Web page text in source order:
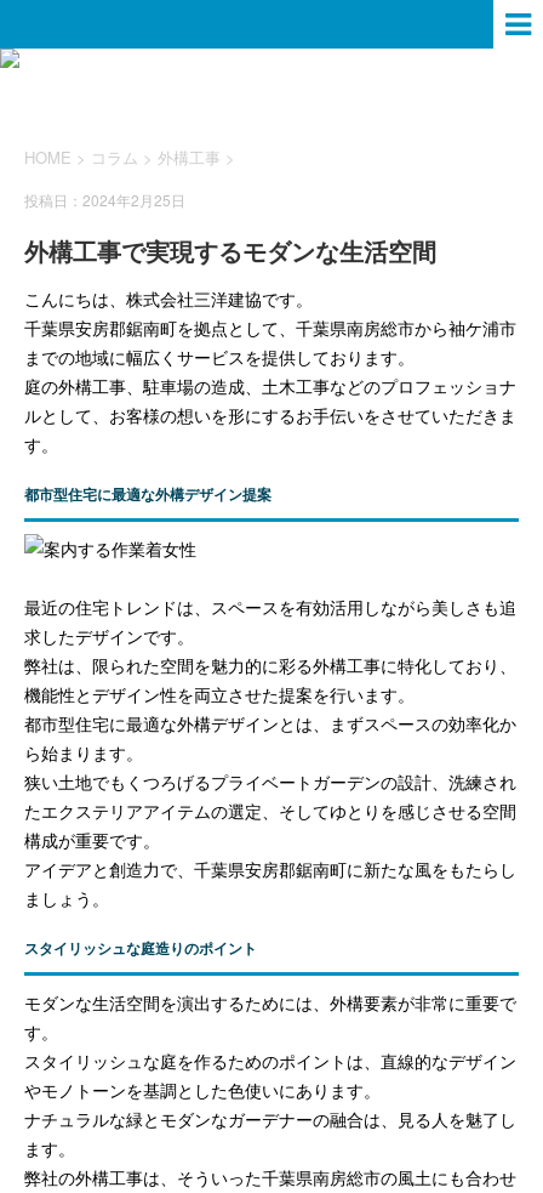
HOME > コラム > 外構工事 >
投稿日：2024年2月25日
外構工事で実現するモダンな生活空間
こんにちは、株式会社三洋建協です。
千葉県安房郡鋸南町を拠点として、千葉県南房総市から袖ケ浦市
までの地域に幅広くサービスを提供しております。
庭の外構工事、駐車場の造成、土木工事などのプロフェッショナ
ルとして、お客様の想いを形にするお手伝いをさせていただきま
す。
都市型住宅に最適な外構デザイン提案
最近の住宅トレンドは、スペースを有効活用しながら美しさも追
求したデザインです。
弊社は、限られた空間を魅力的に彩る外構工事に特化しており、
機能性とデザイン性を両立させた提案を行います。
都市型住宅に最適な外構デザインとは、まずスペースの効率化か
ら始まります。
狭い土地でもくつろげるプライベートガーデンの設計、洗練され
たエクステリアアイテムの選定、そしてゆとりを感じさせる空間
構成が重要です。
アイデアと創造力で、千葉県安房郡鋸南町に新たな風をもたらし
ましょう。
スタイリッシュな庭造りのポイント
モダンな生活空間を演出するためには、外構要素が非常に重要で
す。
スタイリッシュな庭を作るためのポイントは、直線的なデザイン
やモノトーンを基調とした色使いにあります。
ナチュラルな緑とモダンなガーデナーの融合は、見る人を魅了し
ます。
弊社の外構工事は、そういった千葉県南房総市の風土にも合わせ